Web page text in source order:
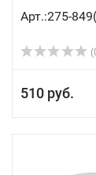
Арт.:275-
510 руб.